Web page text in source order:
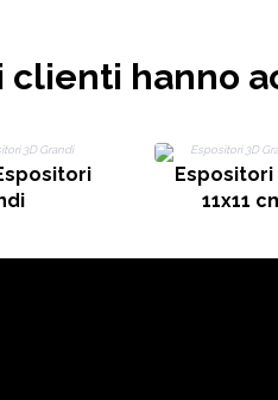
clienti hanno
Espositori
11x11